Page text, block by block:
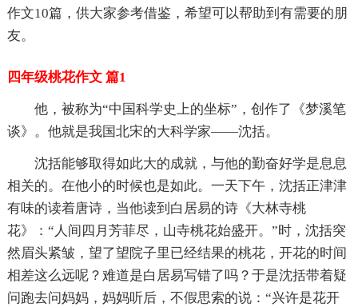
作文10篇，供大家参考借鉴，希望可以帮助到有需要的朋
友。
四年级桃花作文 篇1
他，被称为“中国科学史上的坐标”，创作了《梦溪笔
谈》。他就是我国北宋的大科学家——沈括。
沈括能够取得如此大的成就，与他的勤奋好学是息息
相关的。在他小的时候也是如此。一天下午，沈括正津津
有味的读着唐诗，当他读到白居易的诗《大林寺桃
花》：“人间四月芳菲尽，山寺桃花始盛开。”时，沈括突
然眉头紧皱，望了望院子里已经结果的桃花，开花的时间
相差这么远呢？难道是白居易写错了吗？于是沈括带着疑
问跑去问妈妈，妈妈听后，不假思索的说：“兴许是花开